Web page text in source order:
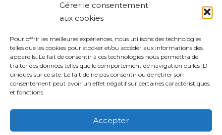
Gérer le consentement
aux cookies
Pour offrir les meilleures expériences, nous utilisons des technologies
telles que les cookies pour stocker et/ou accéder aux informations des
appareils. Le fait de consentir à ces technologies nous permettra de
traiter des données telles que le comportement de navigation ou les ID
uniques sur ce site. Le fait de ne pas consentir ou de retirer son
consentement peut avoir un effet négatif sur certaines caractéristiques
et fonctions.
Accepter
4 place du Général Leclerc 94130 Nogent-
sur-Marne
Politique de confidentialité du site